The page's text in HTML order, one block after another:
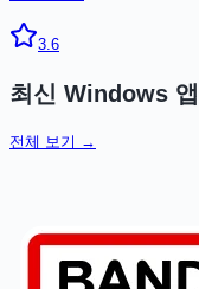
3.6
최신 Windows 앱
전체 보기 →